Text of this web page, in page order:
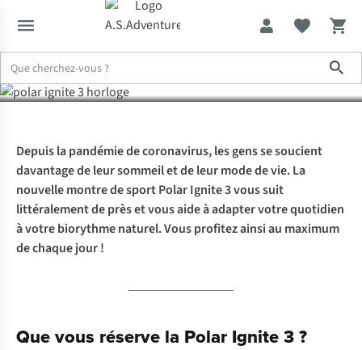
Expertise & Conseils Polar Ignite 3 : la montre de sport qui
votre sommeil
Depuis la pandémie de coronavirus, les gens se soucient
davantage de leur sommeil et de leur mode de vie. La
nouvelle montre de sport Polar Ignite 3 vous suit
littéralement de près et vous aide à adapter votre quotidien
à votre biorythme naturel. Vous profitez ainsi au maximum
de chaque jour !
Que vous réserve la Polar Ignite 3 ?